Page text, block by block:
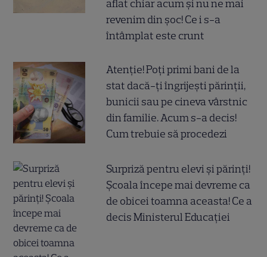
aflat chiar acum și nu ne mai
revenim din șoc! Ce i s-a
întâmplat este crunt
Atenție! Poți primi bani de la
stat dacă-ți îngrijești părinții,
bunicii sau pe cineva vârstnic
din familie. Acum s-a decis!
Cum trebuie să procedezi
Surpriză pentru elevi și părinți!
Școala începe mai devreme ca
de obicei toamna aceasta! Ce a
decis Ministerul Educației